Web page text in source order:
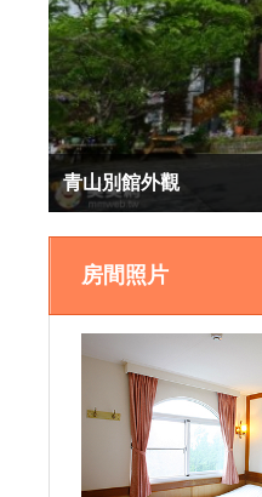
青山別館外觀
房間照片